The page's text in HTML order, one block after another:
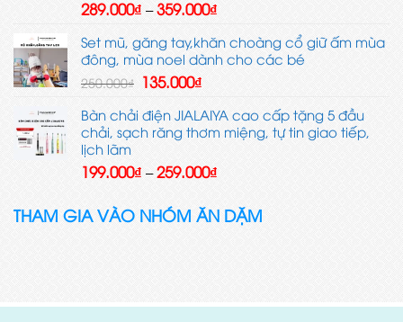
289.000₫ – 359.000₫
từ
289.000₫
Set mũ, găng tay,khăn choàng cổ giữ ấm mùa
đông, mùa noel dành cho các bé
250.000₫ Giá
là:
250.000₫.
135.000₫
tại
là:
Bàn chải điện JIALAIYA cao cấp tặng 5 đầu
chải, sạch răng thơm miệng, tự tin giao tiếp,
lịch lãm
199.000₫ – 259.000₫
199.000₫
THAM GIA VÀO NHÓM ĂN DẶM